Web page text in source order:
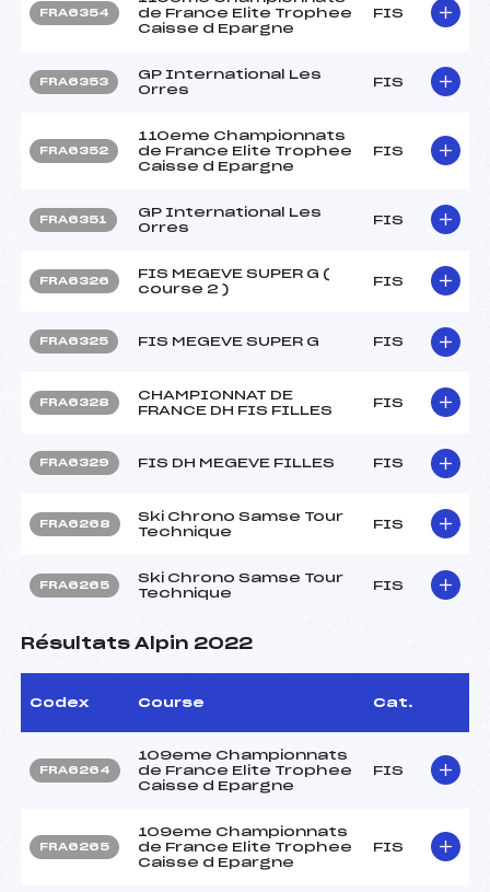
FRA6354
de France Elite Trophee
Caisse d Epargne
FIS
FRA6353
GP International Les
Orres
FIS
FRA6352
110eme Championnats
de France Elite Trophee
Caisse d Epargne
FIS
FRA6351
GP International Les
Orres
FIS
FRA6326
FIS MEGEVE SUPER G (
course 2 )
FIS
FRA6325 FIS MEGEVE SUPER G FIS
FRA6328
CHAMPIONNAT DE
FRANCE DH FIS FILLES
FIS
FRA6329 FIS DH MEGEVE FILLES FIS
FRA6268
Ski Chrono Samse Tour
Technique
FIS
FRA6265
Ski Chrono Samse Tour
Technique
FIS
Résultats Alpin 2022
Codex Course Cat.
FRA6264
109eme Championnats
de France Elite Trophee
Caisse d Epargne
FIS
FRA6265
109eme Championnats
de France Elite Trophee
Caisse d Epargne
FIS